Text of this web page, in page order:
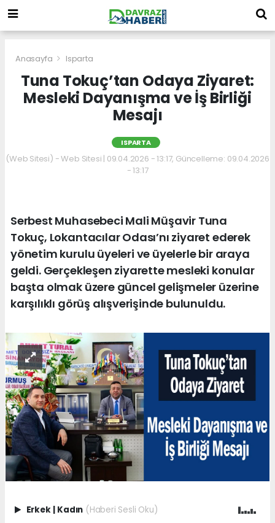
Anasayfa Isparta
Tuna Tokuç’tan Odaya Ziyaret:
Mesleki Dayanışma ve İş Birliği
Mesajı
ISPARTA
(Web Sitesi) - Web Sitesi | 09.04.2026 - 13:17, Güncelleme: 09.04.2026
- 13:17
Serbest Muhasebeci Mali Müşavir Tuna
Tokuç, Lokantacılar Odası’nı ziyaret ederek
yönetim kurulu üyeleri ve üyelerle bir araya
geldi. Gerçekleşen ziyarette mesleki konular
başta olmak üzere güncel gelişmeler üzerine
karşılıklı görüş alışverişinde bulunuldu.
Erkek | Kadın (Haberi Sesli Oku)